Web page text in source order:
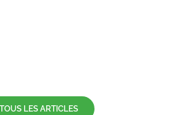
TOUS LES ARTICLES